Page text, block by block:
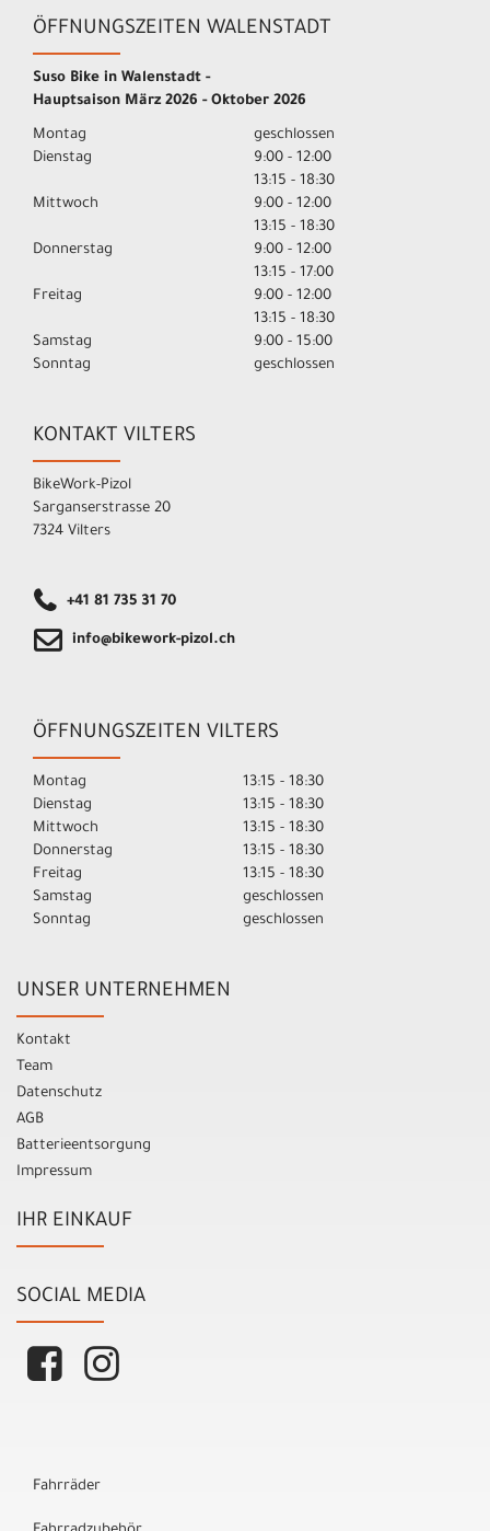
ÖFFNUNGSZEITEN WALENSTADT
Suso Bike in Walenstadt -
Hauptsaison März 2026 - Oktober 2026
Montag
geschlossen
Dienstag
9:00 - 12:00
13:15 - 18:30
Mittwoch
9:00 - 12:00
13:15 - 18:30
Donnerstag
9:00 - 12:00
13:15 - 17:00
Freitag
9:00 - 12:00
13:15 - 18:30
Samstag
9:00 - 15:00
Sonntag
geschlossen
KONTAKT VILTERS
BikeWork-Pizol
Sarganserstrasse 20
7324 Vilters
+41 81 735 31 70
info@bikework-pizol.ch
ÖFFNUNGSZEITEN VILTERS
Montag
13:15 - 18:30
Dienstag
13:15 - 18:30
Mittwoch
13:15 - 18:30
Donnerstag
13:15 - 18:30
Freitag
13:15 - 18:30
Samstag
geschlossen
Sonntag
geschlossen
UNSER UNTERNEHMEN
Kontakt
Team
Datenschutz
AGB
Batterieentsorgung
Impressum
IHR EINKAUF
SOCIAL MEDIA
Fahrräder